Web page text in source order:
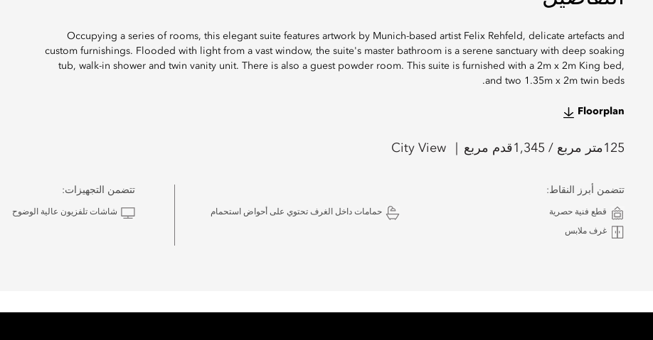
Occupying a series of rooms, this elegant suite features artwork by Munich-based artist Felix Rehfeld, delicate artefacts and
custom furnishings. Flooded with light from a vast window, the suite's master bathroom is a serene sanctuary with deep soaking
tub, walk-in shower and twin vanity unit. There is also a guest powder room. This suite is furnished with a 2m x 2m King bed,
and two 1.35m x 2m twin beds.
Floorplan
125متر مربع / 1,345قدم مربع City View
تتضمن أبرز النقاط:
قطع فنية حصرية حمامات داخل الغرف تحتوي على أحواض استحمام
غرف ملابس
تتضمن التجهيزات:
شاشات تلفزيون عالية الوضوح